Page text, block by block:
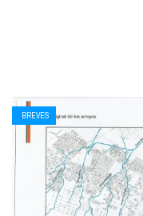
BREVES